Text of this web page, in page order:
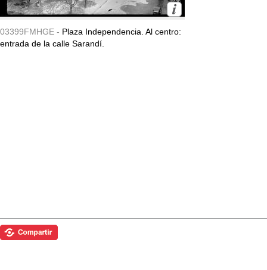
03399FMHGE - Plaza Independencia. Al centro:
entrada de la calle Sarandí.